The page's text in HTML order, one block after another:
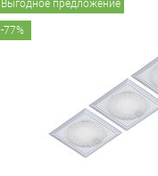
Выгодное предложение
-77%